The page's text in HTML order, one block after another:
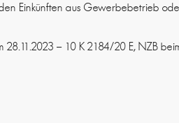
Einkünften aus Gewerbebetrieb
28.11.2023 – 10 K 2184/20 E, NZB